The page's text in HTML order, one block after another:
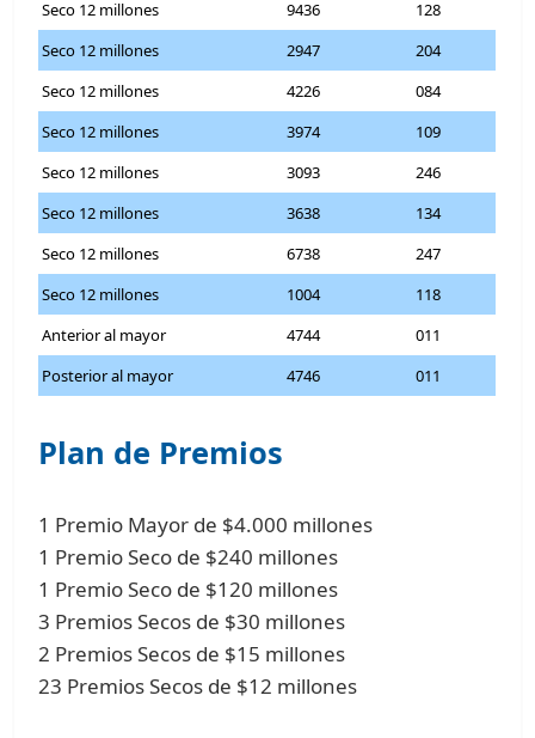
Seco 12 millones
9436
128
Seco 12 millones
2947
204
Seco 12 millones
4226
084
Seco 12 millones
3974
109
Seco 12 millones
3093
246
Seco 12 millones
3638
134
Seco 12 millones
6738
247
Seco 12 millones
1004
118
Anterior al mayor
4744
011
Posterior al mayor
4746 011
Plan de Premios
1 Premio Mayor de $4.000 millones
1 Premio Seco de $240 millones
1 Premio Seco de $120 millones
3 Premios Secos de $30 millones
2 Premios Secos de $15 millones
23 Premios Secos de $12 millones